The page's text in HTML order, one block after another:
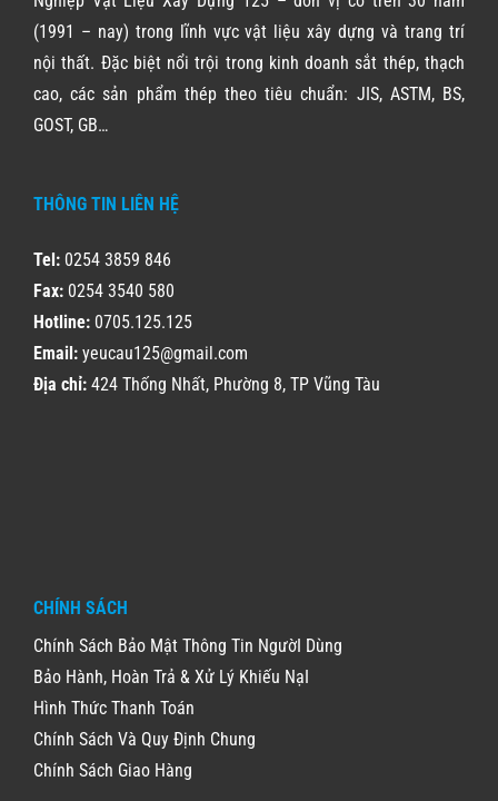
(1991 – nay) trong lĩnh vực vật liệu xây dựng và trang trí
nội thất. Đặc biệt nổi trội trong kinh doanh sắt thép, thạch
cao, các sản phẩm thép theo tiêu chuẩn: JIS, ASTM, BS,
GOST, GB…
THÔNG TIN LIÊN HỆ
Tel:0254 3859 846
Fax:0254 3540 580
Hotline:0705.125.125
Email:yeucau125@gmail.com
Địa chỉ:424 Thống Nhất, Phường 8, TP Vũng Tàu
CHÍNH SÁCH
Chính Sách Bảo Mật Thông Tin NgườI Dùng
Bảo Hành, Hoàn Trả & Xử Lý Khiếu NạI
Hình Thức Thanh Toán
Chính Sách Và Quy Định Chung
Chính Sách Giao Hàng